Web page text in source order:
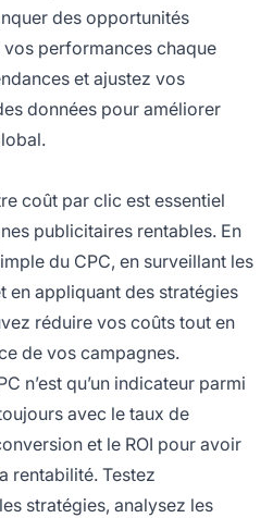
des opportunités
performances chaque
et ajustez vos
données pour améliorer
coût par clic est essentiel
publicitaires rentables. En
du CPC, en surveillant les
en appliquant des stratégies
réduire vos coûts tout en
de vos campagnes.
n’est qu’un indicateur parmi
avec le taux de
et le ROI pour avoir
rentabilité. Testez
stratégies, analysez les